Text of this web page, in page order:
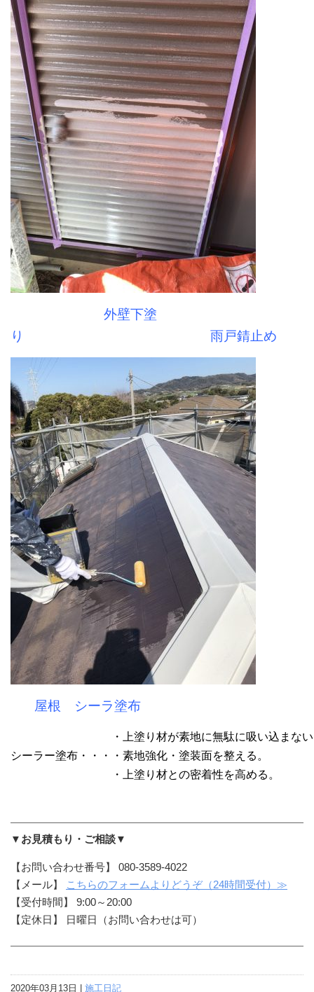
外壁下塗
り 雨戸錆止め
屋根 シーラ塗布
シーラー塗布・・・
・上塗り材が素地に無駄に吸い込まな
・素地強化・塗装面を整える。
・上塗り材との密着性を高める。
▼お見積もり・ご相談▼
【お問い合わせ番号】 080-3589-4022
【メール】
こちらのフォームよりどうぞ（24時間受付）≫
【受付時間】 9:00～20:00
【定休日】 日曜日（お問い合わせは可）
2020年03月13日 | 施工日記